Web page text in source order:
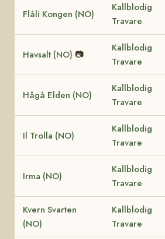
Flåli Kongen (NO)
Kallblodig
Travare
Havsalt (NO) 📷
Kallblodig
Travare
Hågå Elden (NO)
Kallblodig
Travare
Il Trolla (NO)
Kallblodig
Travare
Irma (NO)
Kallblodig
Travare
Kvern Svarten
(NO)
Kallblodig
Travare